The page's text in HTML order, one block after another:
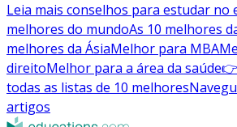
Leia mais conselhos para estudar no
melhores do mundoAs 10 melhores
melhores da ÁsiaMelhor para MBA
direitoMelhor para a área da saúde
todas as listas de 10 melhores
artigos